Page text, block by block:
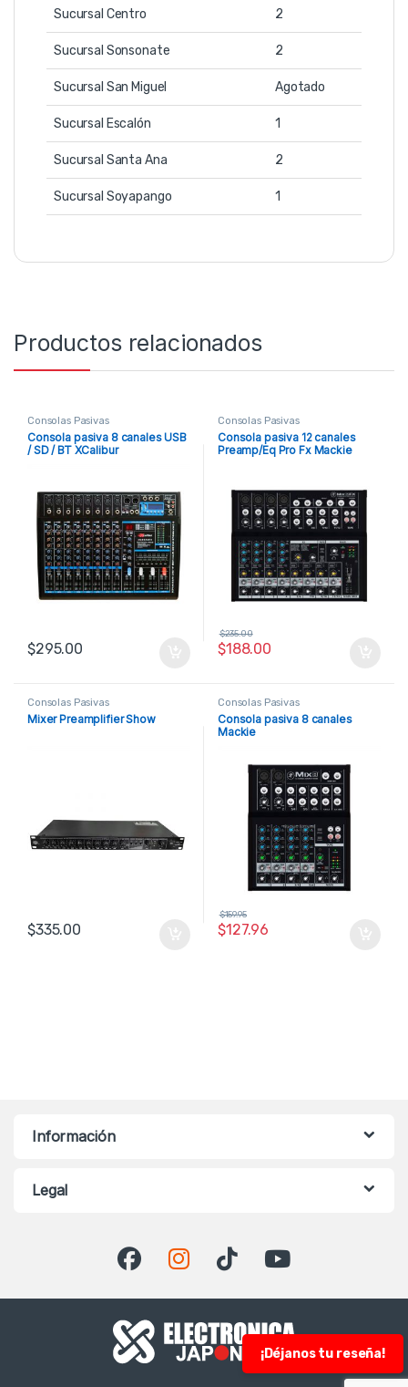
Sucursal Centro 2
Sucursal Sonsonate 2
Sucursal San Miguel Agotado
Sucursal Escalón 1
Sucursal Santa Ana 2
Sucursal Soyapango 1
Productos relacionados
Consolas Pasivas
Consola pasiva 8 canales USB
/ SD / BT XCalibur
$295.00
Consolas Pasivas
Consola pasiva 12 canales
Preamp/Eq Pro Fx Mackie
$188.00
$235.00
Consolas Pasivas
Mixer Preamplifier Show
$335.00
Consolas Pasivas
Consola pasiva 8 canales
Mackie
$127.96
$159.95
Información
Legal
¡Déjanos tu reseña!